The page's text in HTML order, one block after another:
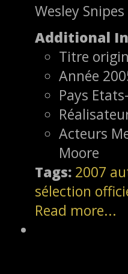
Wesley
Additional
Titre
Année
Pays
Acteurs
Moore
Tags: 2007
sélection
Read more...